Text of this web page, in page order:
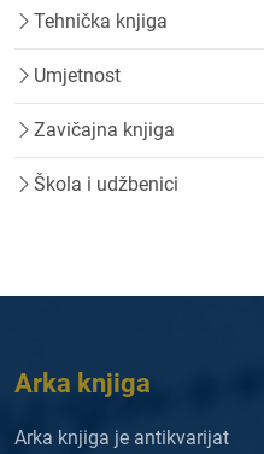
Tehnička knjiga
Umjetnost
Zavičajna knjiga
Škola i udžbenici
Arka knjiga
Arka knjiga je antikvarijat